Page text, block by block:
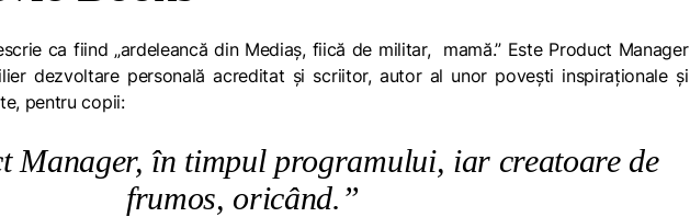
ca fiind „ardeleancă din Mediaș, fiică de militar, mamă.” Este Product Manager
dezvoltare personală acreditat și scriitor, autor al unor poveşti inspiraţionale și
pentru copii:
Manager, în timpul programului, iar creatoare de
frumos, oricând.”